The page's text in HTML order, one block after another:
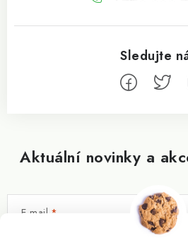
Aktuální novinky a
E-mail